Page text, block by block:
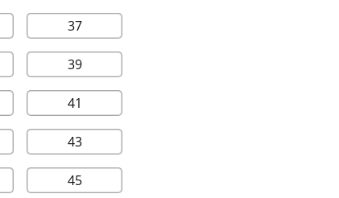
37
39
41
43
45